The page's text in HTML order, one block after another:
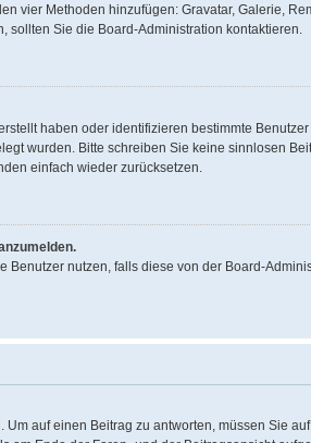
vier Methoden hinzufügen: Gravatar, Galerie,
sollten Sie die Board-Administration kontaktieren.
haben oder identifizieren bestimmte
wurden. Bitte schreiben Sie keine sinnlosen
einfach wieder zurücksetzen.
nutzen, falls diese von der Board-
auf einen Beitrag zu antworten, müssen Sie